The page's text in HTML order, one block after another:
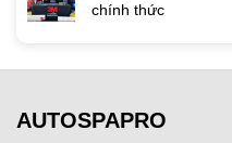
chính thức
AUTOSPAPRO